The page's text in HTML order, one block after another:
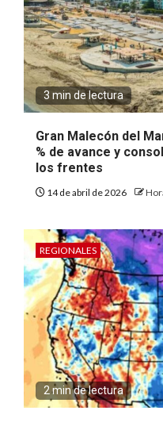
3 min de lectura
Gran Malecón del
% de avance y
los frentes
14 de abril de 2026
REGIONALES
2 min de lectura